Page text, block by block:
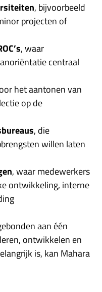
, bijvoorbeeld
projecten of
, waar
centraal
het aantonen van
op de
, die
willen laten
, waar medewerkers
ontwikkeling, interne
aan één
ontwikkelen en
is, kan Mahara